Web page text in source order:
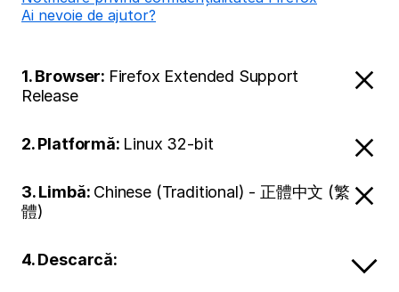
Ai nevoie de ajutor?
1. Browser: Firefox Extended Support
Release
2. Platformă: Linux 32-bit
3. Limbă: Chinese (Traditional) - 正體中文 (繁
體)
4. Descarcă: